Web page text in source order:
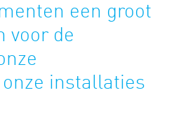
een groot
voor de
installaties